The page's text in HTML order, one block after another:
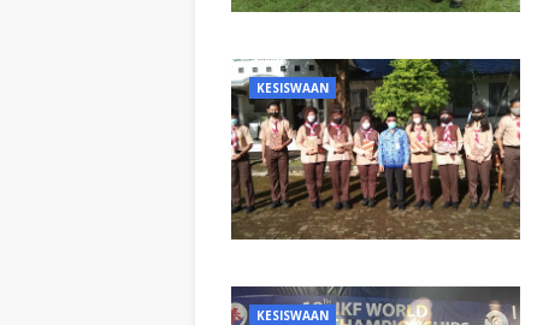
KESISWAAN
KESISWAAN